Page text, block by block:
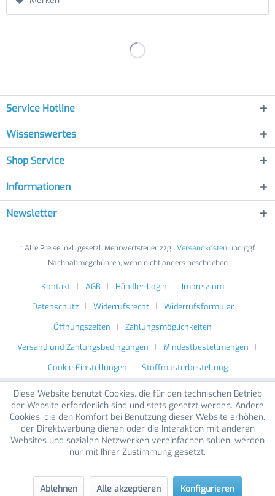
Service Hotline
Wissenswertes
Shop Service
Informationen
Newsletter
* Alle Preise inkl. gesetzl. Mehrwertsteuer zzgl.Versandkostenund ggf.
Nachnahmegebühren, wenn nicht anders beschrieben
Kontakt AGB Händler-Login
Impressum
Datenschutz
Widerrufsrecht
Widerrufsformular
Öffnungszeiten
Zahlungsmöglichkeiten
Versand und Zahlungsbedingungen
Mindestbestellmengen
Cookie-Einstellungen
Stoffmusterbestellung
Diese Website benutzt Cookies, die für den technischen Betrieb
der Website erforderlich sind und stets gesetzt werden. Andere
Cookies, die den Komfort bei Benutzung dieser Website erhöhen,
der Direktwerbung dienen oder die Interaktion mit anderen
Websites und sozialen Netzwerken vereinfachen sollen, werden
nur mit Ihrer Zustimmung gesetzt.
Ablehnen Alle akzeptieren Konfigurieren